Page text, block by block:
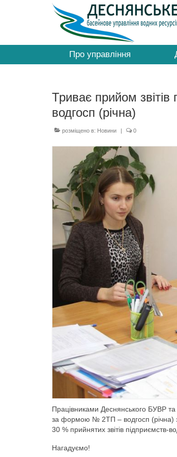
Про управління
Триває прийом
водгосп (річна)
розміщено в: Новини | 0
Працівниками Деснянського БУВР та
за формою № 2ТП – водгосп (річна) за
30 % прийнятих звітів підприємств-
Нагадуємо!